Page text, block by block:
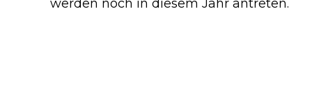
werden noch in diesem Jahr antreten.